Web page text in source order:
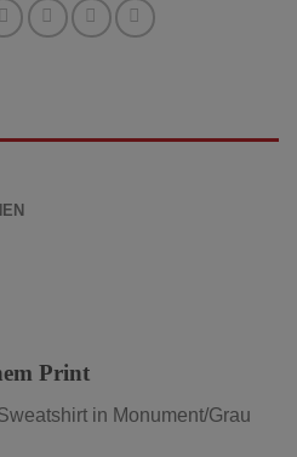
Print
in Monument/Grau